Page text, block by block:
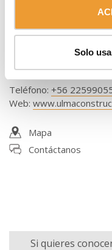
Solo
ULMA Chile -
Autop. Talcahuano
Chile
Teléfono: +56
Web:
Mapa
Contáctanos
Si quieres